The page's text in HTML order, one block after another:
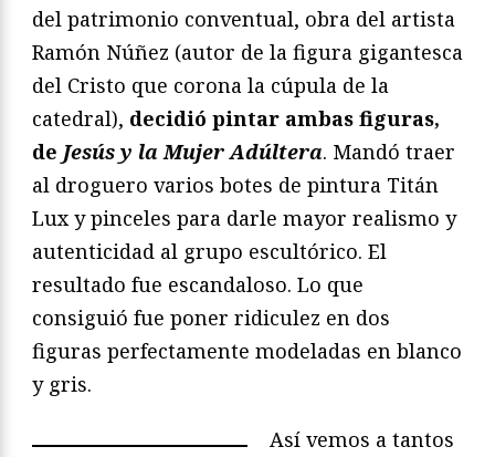
del patrimonio conventual, obra del artista
Ramón Núñez (autor de la figura gigantesca
del Cristo que corona la cúpula de la
catedral), decidió pintar ambas figuras,
de Jesús y la Mujer Adúltera. Mandó traer
al droguero varios botes de pintura Titán
Lux y pinceles para darle mayor realismo y
autenticidad al grupo escultórico. El
resultado fue escandaloso. Lo que
consiguió fue poner ridiculez en dos
figuras perfectamente modeladas en blanco
y gris.
Así vemos a tantos